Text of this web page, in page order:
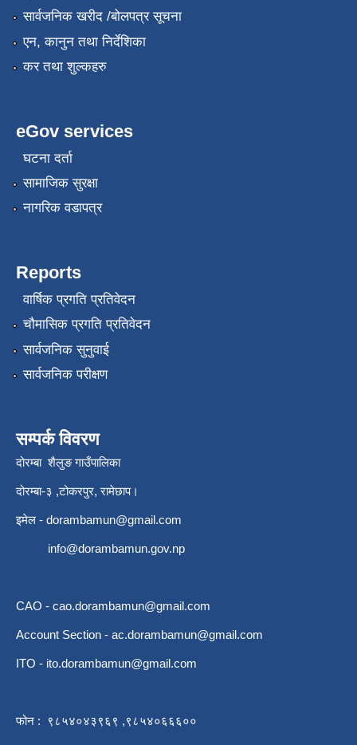
सार्वजनिक खरीद /बोलपत्र सूचना
एन, कानुन तथा निर्देशिका
कर तथा शुल्कहरु
eGov services
घटना दर्ता
सामाजिक सुरक्षा
नागरिक वडापत्र
Reports
वार्षिक प्रगति प्रतिवेदन
चौमासिक प्रगति प्रतिवेदन
सार्वजनिक सुनुवाई
सार्वजनिक परीक्षण
सम्पर्क विवरण
दोरम्बा शैलुङ गाउँपालिका
दोरम्बा-३ ,टोकरपुर, रामेछाप।
इमेल - dorambamun@gmail.com
info@dorambamun.gov.np
CAO - cao.dorambamun@gmail.com
Account Section - ac.dorambamun@gmail.com
ITO - ito.dorambamun@gmail.com
फोन : ९८५४०४३९६९ ,९८५४०६६६००